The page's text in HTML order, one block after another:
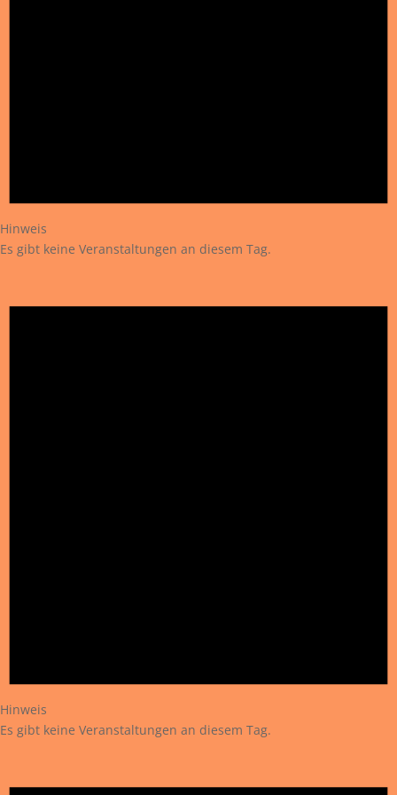
Hinweis
Es gibt keine Veranstaltungen an diesem Tag.
Hinweis
Es gibt keine Veranstaltungen an diesem Tag.